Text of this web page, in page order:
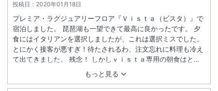
投稿日： 2020年01月18日
もっと見る
プレミア・ラグジュアリーフロア『Ｖｉｓｔａ（ビスタ）』で
宿泊しました。 琵琶湖も一望できて最高に良かったです。 夕
食にはイタリアンを選択しましたが、これは選択ミスでした。
とにかく接客が悪すぎ！待たされるわ、注文忘れに料理も冷え
て出てきました。 残念！ しかしｖｉｓｔａ専用の朝食はとて